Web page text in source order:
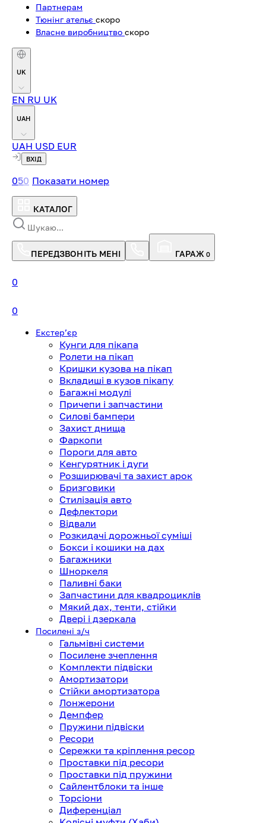
Партнерам
Тюнінг ательє скоро
Власне виробництво скоро
UK
EN RU UK
UAH
UAH USD EUR
ВХІД
050 Показати номер
КАТАЛОГ
ПЕРЕДЗВОНІТЬ МЕНІ ГАРАЖ 0
0
0
Екстерʼєр
Кунги для пікапа
Ролети на пікап
Кришки кузова на пікап
Вкладиші в кузов пікапу
Багажні модулі
Причепи і запчастини
Силові бампери
Захист днища
Фаркопи
Пороги для авто
Кенгурятник і дуги
Розширювачі та захист арок
Бризговики
Стилізація авто
Дефлектори
Відвали
Розкидачі дорожньої суміші
Бокси і кошики на дах
Багажники
Шноркеля
Паливні баки
Запчастини для квадроциклів
Мякий дах, тенти, стійки
Двері і дзеркала
Посилені з/ч
Гальмівні системи
Посилене зчеплення
Комплекти підвіски
Амортизатори
Стійки амортизатора
Лонжерони
Демпфер
Пружини підвіски
Ресори
Сережки та кріплення ресор
Проставки під ресори
Проставки під пружини
Сайлентблоки та інше
Торсіони
Диференціал